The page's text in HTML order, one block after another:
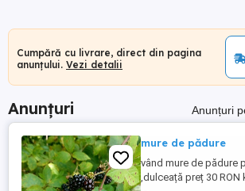
Cumpără cu livrare, direct din pagina
anunțului. Vezi detalii
Anunțuri Anunțuri
mure de pădure
vând mure de pădure
,dulceață preț 30